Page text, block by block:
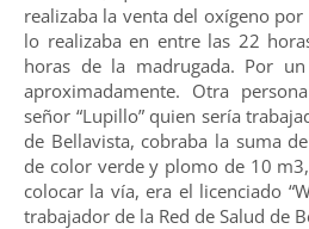
realizaba la venta del oxígeno
lo realizaba en entre las 22
horas de la madrugada. Por
aproximadamente. Otra
señor “Lupillo” quien sería
de Bellavista, cobraba la suma
de color verde y plomo de 10
colocar la vía, era el licenciado
trabajador de la Red de Salud de